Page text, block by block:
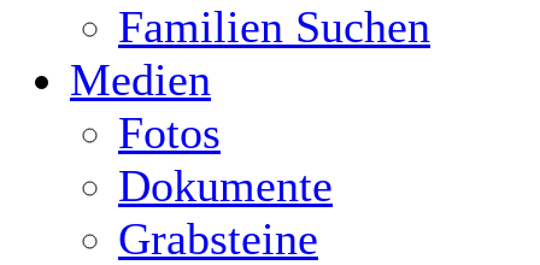
Familien Suchen
Medien
Fotos
Dokumente
Grabsteine